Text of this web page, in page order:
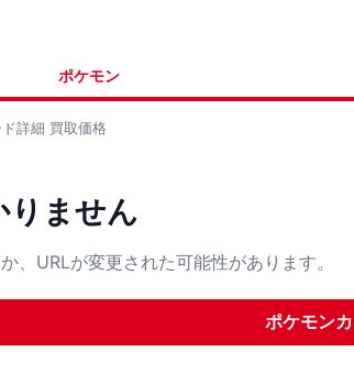
ポケモン
詳細 買取価格
りません
、URLが変更された可能性があります。
ポケモン